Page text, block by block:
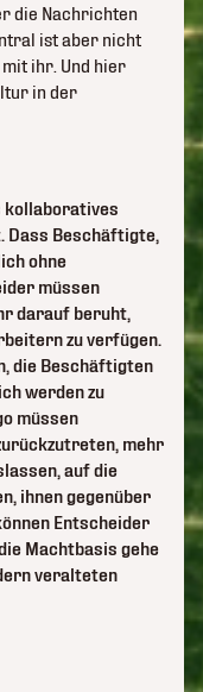
die Nachrichten
ist aber nicht
ihr. Und hier
in der
kollaboratives
Dass Beschäftigte,
ohne
müssen
darauf beruht,
zu verfügen.
die Beschäftigten
werden zu
müssen
mehr
auf die
ihnen gegenüber
Entscheider
Machtbasis gehe
veralteten